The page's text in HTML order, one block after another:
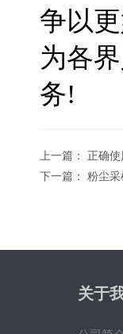
争以
为各
务!
上一篇： 正确
下一篇： 粉尘采
关于